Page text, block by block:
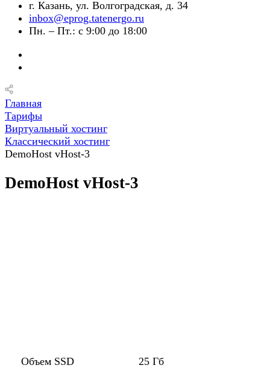
г. Казань, ул. Волгоградская, д. 34
inbox@eprog.tatenergo.ru
Пн. – Пт.: с 9:00 до 18:00
Главная
Тарифы
Виртуальный хостинг
Классический хостинг
DemoHost vHost-3
DemoHost vHost-3
Объем SSD
25 Гб